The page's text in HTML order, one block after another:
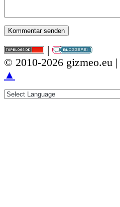
|
© 2010-2026 gizmeo.eu |
▲